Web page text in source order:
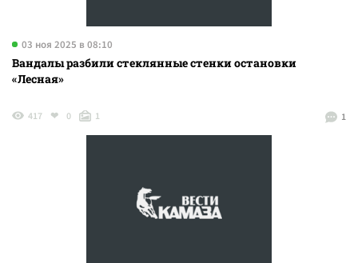
03 ноя 2025 в 08:10
Вандалы разбили стеклянные стенки остановки
«Лесная»
1
417 0 1